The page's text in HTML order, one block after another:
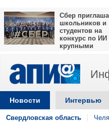
Сбер
школьников и
студентов на
конкурс по ИИ
крупными
Новости Интервью
Свердловская область